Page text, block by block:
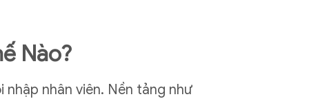
Nào?
nhân viên. Nền tảng như